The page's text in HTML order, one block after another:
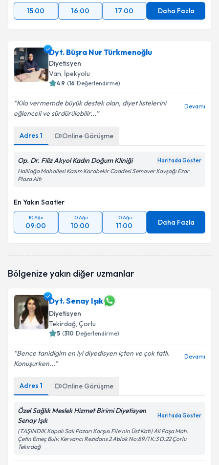
15:00
16:00 17:00 Daha Fazla
Dyt. Büşra Nur Türkmenoğlu
Diyetisyen
Van, İpekyolu
4.9 (16 Değerlendirme)
Kilo vermemde büyük destek olan, diyet listelerini
eğlenceli ve sürdürülebilir...
Devamı
Adres 1 Online Görüşme
Op. Dr. Filiz Akyol Kadın Doğum Kliniği Haritada Göster
Halilağa Mahallesi Kazım Karabekir Caddesi Semaver Kavşağı Ezar
Plaza Altı
En Yakın Saatler
10 Ağu
09:00
10 Ağu
10:00
10 Ağu
11:00 Daha Fazla
Bölgenize yakın diğer uzmanlar
Dyt. Senay Işık
Diyetisyen
Tekirdağ, Çorlu
5 (310 Değerlendirme)
Bence tanidigim en iyi diyedisyen içten ve çok tatlı.
Konuşurken...
Devamı
Adres 1 Online Görüşme
Özel Sağlık Meslek Hizmet Birimi Diyetisyen
Senay Işık
Haritada Göster
(TAŞINDIK Kapalı Salı Pazarı Karşısı File'nin Üst Katı) Ali Paşa Mah.
Çetin Emeç Bulv. Kervancı Rezidans 2 Ablok No:89/1 K:3 D:22 Çorlu
Tekirdağ